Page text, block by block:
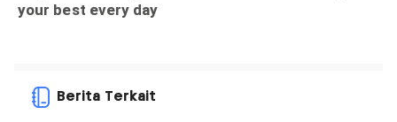
Berita Terkait